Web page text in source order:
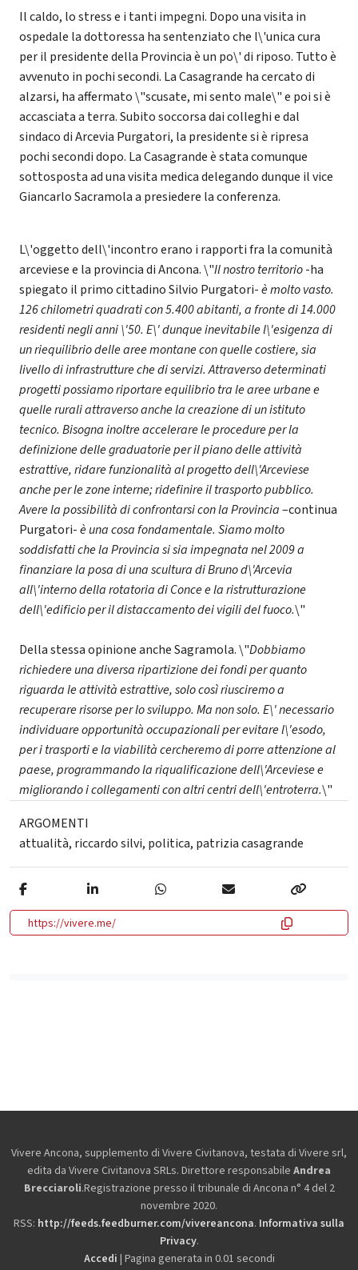
Il caldo, lo stress e i tanti impegni. Dopo una visita in
ospedale la dottoressa ha sentenziato che l\'unica cura
per il presidente della Provincia è un po\' di riposo. Tutto è
avvenuto in pochi secondi. La Casagrande ha cercato di
alzarsi, ha affermato \"scusate, mi sento male\" e poi si è
accasciata a terra. Subito soccorsa dai colleghi e dal
sindaco di Arcevia Purgatori, la presidente si è ripresa
pochi secondi dopo. La Casagrande è stata comunque
sottosposta ad una visita medica delegando dunque il vice
Giancarlo Sacramola a presiedere la conferenza.
L\'oggetto dell\'incontro erano i rapporti fra la comunità
arceviese e la provincia di Ancona. \"Il nostro territorio-ha
spiegato il primo cittadino Silvio Purgatori-è molto vasto.
126 chilometri quadrati con 5.400 abitanti, a fronte di 14.000
residenti negli anni \'50. E\' dunque inevitabile l\'esigenza di
un riequilibrio delle aree montane con quelle costiere, sia
livello di infrastrutture che di servizi. Attraverso determinati
progetti possiamo riportare equilibrio tra le aree urbane e
quelle rurali attraverso anche la creazione di un istituto
tecnico. Bisogna inoltre accelerare le procedure per la
definizione delle graduatorie per il piano delle attività
estrattive, ridare funzionalità al progetto dell\'Arceviese
anche per le zone interne; ridefinire il trasporto pubblico.
Avere la possibilità di confrontarsi con la Provincia–continua
Purgatori-è una cosa fondamentale. Siamo molto
soddisfatti che la Provincia si sia impegnata nel 2009 a
finanziare la posa di una scultura di Bruno d\'Arcevia
all\'interno della rotatoria di Conce e la ristrutturazione
dell\'edificio per il distaccamento dei vigili del fuoco.\"
Della stessa opinione anche Sagramola. \"Dobbiamo
richiedere una diversa ripartizione dei fondi per quanto
riguarda le attività estrattive, solo così riusciremo a
recuperare risorse per lo sviluppo. Ma non solo. E\' necessario
individuare opportunità occupazionali per evitare l\'esodo,
per i trasporti e la viabilità cercheremo di porre attenzione al
paese, programmando la riqualificazione dell\'Arceviese e
migliorando i collegamenti con altri centri dell\'entroterra.\"
ARGOMENTI
attualità, riccardo silvi, politica, patrizia casagrande
https://vivere.me/
Vivere Ancona, supplemento di Vivere Civitanova, testata di Vivere srl,
edita da Vivere Civitanova SRLs. Direttore responsabile Andrea
Brecciaroli.Registrazione presso il tribunale di Ancona n° 4 del 2
novembre 2020.
RSS: http://feeds.feedburner.com/vivereancona. Informativa sulla
Privacy.
Accedi | Pagina generata in 0.01 secondi